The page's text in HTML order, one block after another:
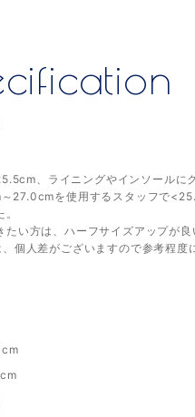
、ライニングやインソールに
27.0cmを使用するスタッフで
たい方は、ハーフサイズアップが良
個人差がございますので参考程度